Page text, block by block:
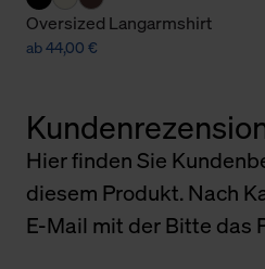
Oversized Langarmshirt
ab 44,00 €
Hier finden Sie
diesem Produkt. Nach
E-Mail mit der Bitte das